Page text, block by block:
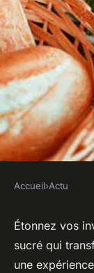
Des
pour
Accueil›Actu
Étonnez vos
sucré qui
une